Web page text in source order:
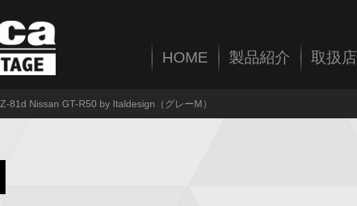
HOME 製品紹介 取扱
Z-81d Nissan GT-R50 by Italdesign（グレーM）